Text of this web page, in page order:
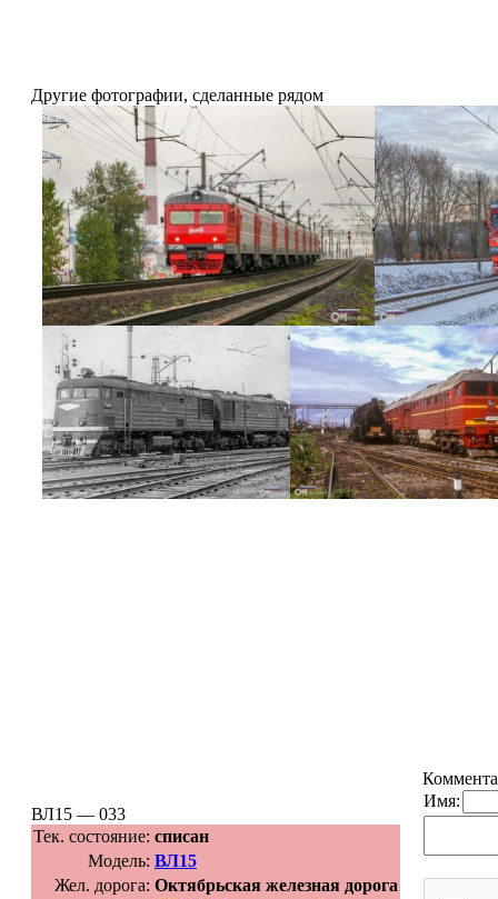
Другие фотографии, сделанные рядом
ВЛ15 — 033
Тек. состояние: списан
Модель: ВЛ15
Жел. дорога: Октябрьская железная дорога
Имя: